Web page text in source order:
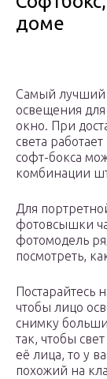
доме
Самый лучший
освещения
окно. При
свeта
софт-бокса
комбинации
Для
фотовсышки
фотомодель
посмотреть,
Постарайтесь
чтобы лицо
снимку
так, чтобы
её лица, то у
похожий на